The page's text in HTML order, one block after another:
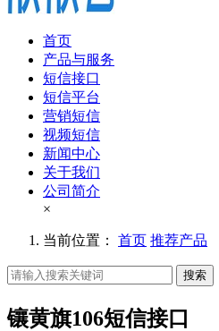
首页
产品与服务
短信接口
短信平台
营销短信
视频短信
新闻中心
关于我们
公司简介
×
当前位置： 首页 推荐产品
搜索
镶黄旗106短信接口